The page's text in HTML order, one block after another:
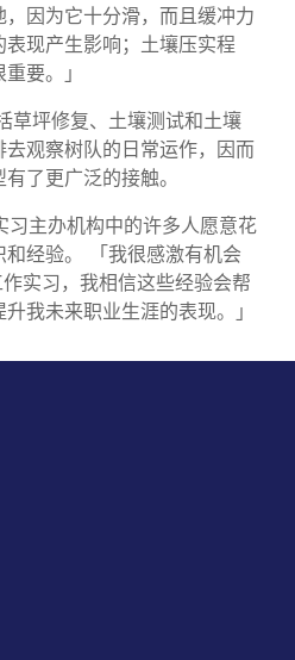
因为它十分滑，而且缓冲力
现产生影响；土壤压实程
要。」
草坪修复、土壤测试和土壤
观察树队的日常运作，因而
了更广泛的接触。
主办机构中的许多人愿意花
经验。 「我很感激有机会
实习，我相信这些经验会帮
我未来职业生涯的表现。」